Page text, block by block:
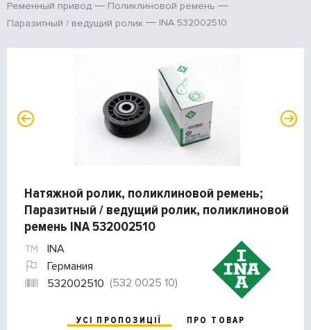
Ременный привод
Поликлиновой ремень
Паразитный / ведущий ролик
INA 532002510
Натяжной ролик, поликлиновой ремень;
Паразитный / ведущий ролик, поликлиновой
ремень INA 532002510
INA
Германия
532002510 (532 0025 10)
УСІ ПРОПОЗИЦІЇ
ПРО ТОВАР